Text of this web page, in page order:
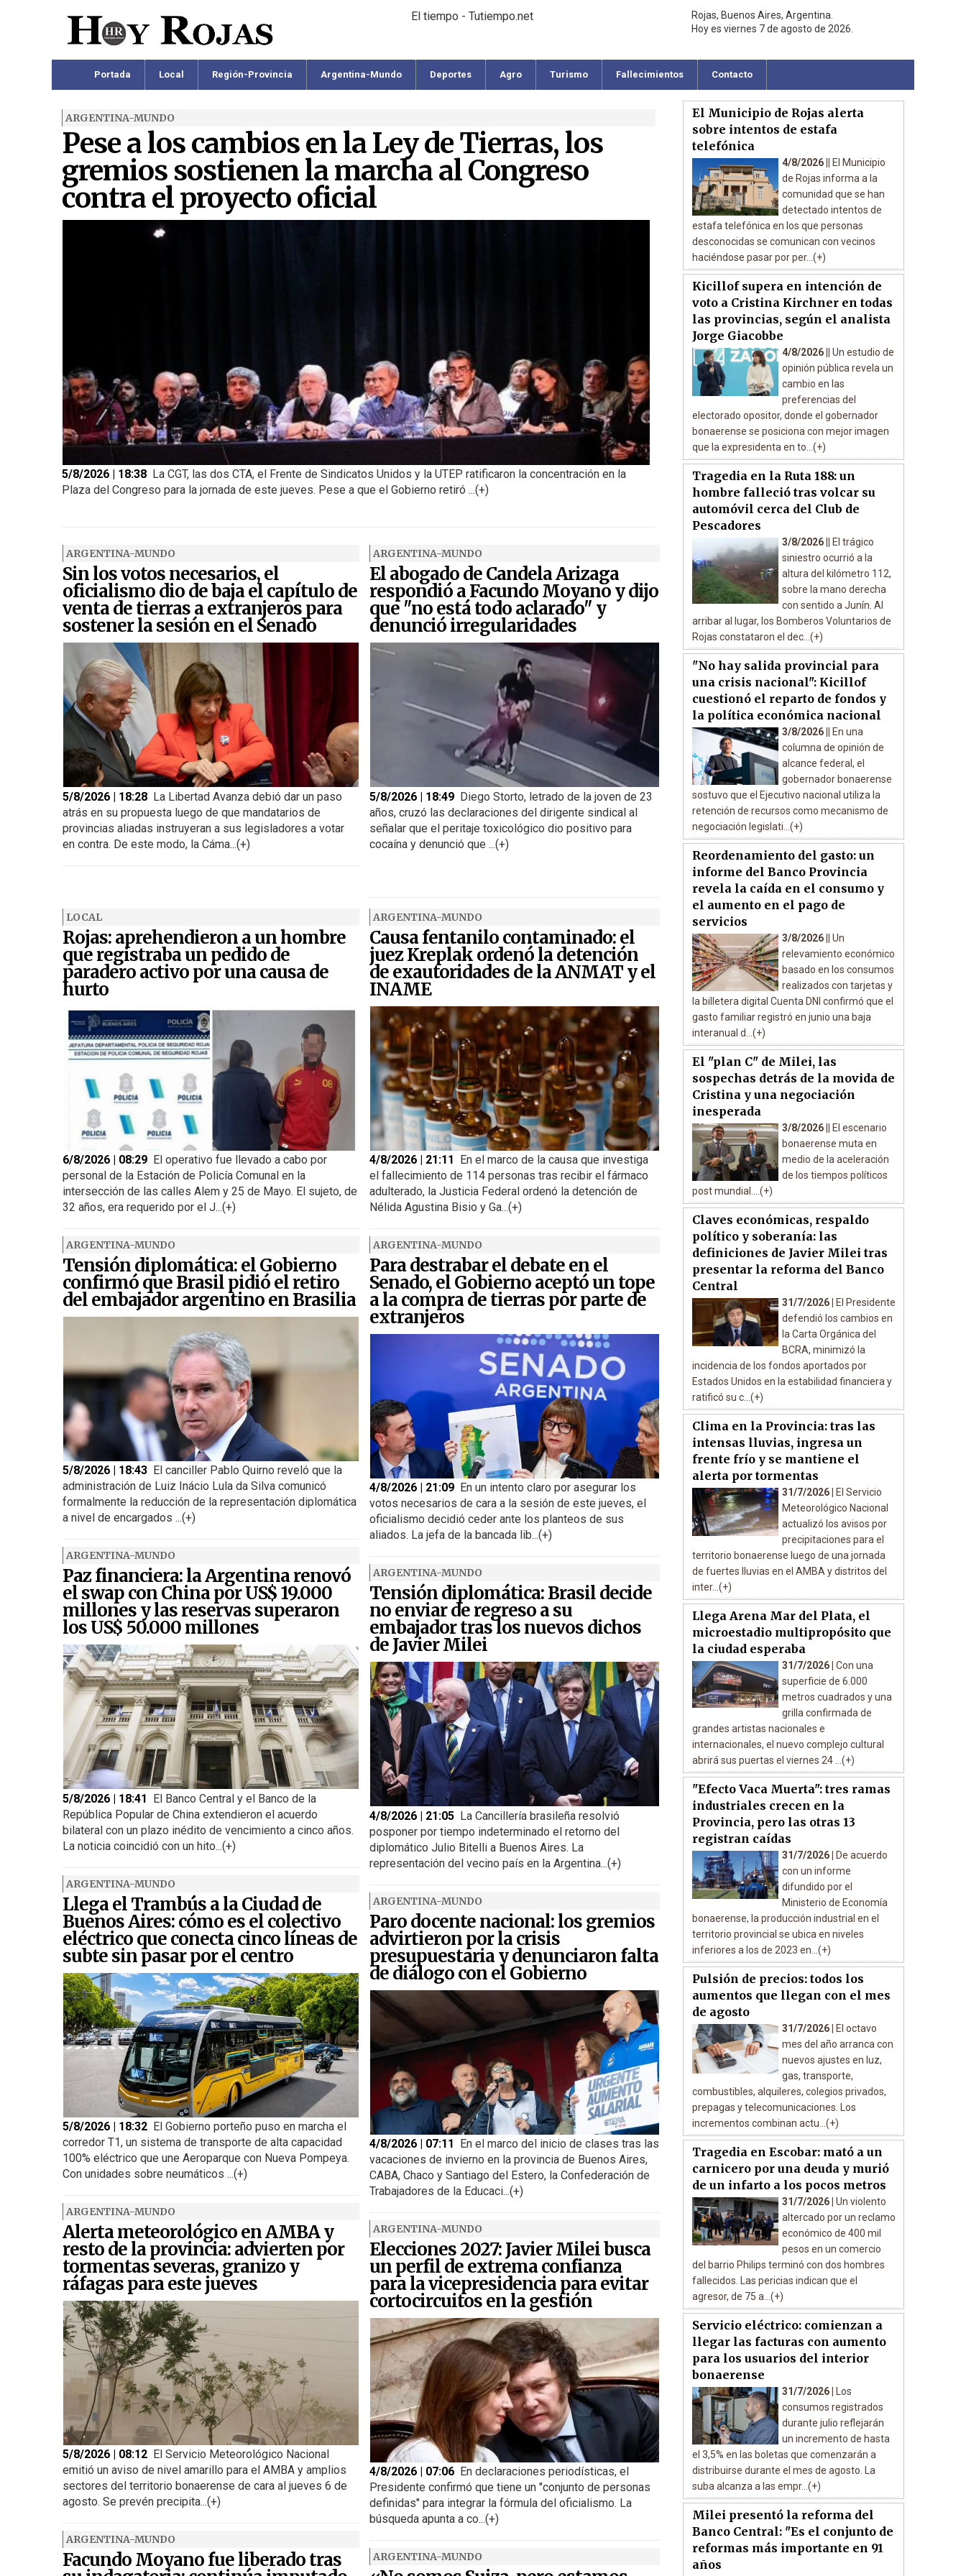
El tiempo - Tutiempo.net
Rojas, Buenos Aires, Argentina.
Hoy es viernes 7 de agosto de 2026.
Portada Local Región-Provincia Argentina-Mundo Deportes Agro Turismo Fallecimientos Contacto
ARGENTINA-MUNDO
Pese a los cambios en la Ley de Tierras, los
gremios sostienen la marcha al Congreso
contra el proyecto oficial
5/8/2026 | 18:38 La CGT, las dos CTA, el Frente de Sindicatos Unidos y la UTEP ratificaron la concentración en la
Plaza del Congreso para la jornada de este jueves. Pese a que el Gobierno retiró ...(+)
ARGENTINA-MUNDO
Sin los votos necesarios, el
oficialismo dio de baja el capítulo de
venta de tierras a extranjeros para
sostener la sesión en el Senado
5/8/2026 | 18:28 La Libertad Avanza debió dar un paso
atrás en su propuesta luego de que mandatarios de
provincias aliadas instruyeran a sus legisladores a votar
en contra. De este modo, la Cáma...(+)
ARGENTINA-MUNDO
El abogado de Candela Arizaga
respondió a Facundo Moyano y dijo
que "no está todo aclarado" y
denunció irregularidades
5/8/2026 | 18:49 Diego Storto, letrado de la joven de 23
años, cruzó las declaraciones del dirigente sindical al
señalar que el peritaje toxicológico dio positivo para
cocaína y denunció que ...(+)
LOCAL
Rojas: aprehendieron a un hombre
que registraba un pedido de
paradero activo por una causa de
hurto
6/8/2026 | 08:29 El operativo fue llevado a cabo por
personal de la Estación de Policía Comunal en la
intersección de las calles Alem y 25 de Mayo. El sujeto, de
32 años, era requerido por el J...(+)
ARGENTINA-MUNDO
Tensión diplomática: el Gobierno
confirmó que Brasil pidió el retiro
del embajador argentino en Brasilia
5/8/2026 | 18:43 El canciller Pablo Quirno reveló que la
administración de Luiz Inácio Lula da Silva comunicó
formalmente la reducción de la representación diplomática
a nivel de encargados ...(+)
ARGENTINA-MUNDO
Paz financiera: la Argentina renovó
el swap con China por US$ 19.000
millones y las reservas superaron
los US$ 50.000 millones
5/8/2026 | 18:41 El Banco Central y el Banco de la
República Popular de China extendieron el acuerdo
bilateral con un plazo inédito de vencimiento a cinco años.
La noticia coincidió con un hito...(+)
ARGENTINA-MUNDO
Llega el Trambús a la Ciudad de
Buenos Aires: cómo es el colectivo
eléctrico que conecta cinco líneas de
subte sin pasar por el centro
5/8/2026 | 18:32 El Gobierno porteño puso en marcha el
corredor T1, un sistema de transporte de alta capacidad
100% eléctrico que une Aeroparque con Nueva Pompeya.
Con unidades sobre neumáticos ...(+)
ARGENTINA-MUNDO
Alerta meteorológico en AMBA y
resto de la provincia: advierten por
tormentas severas, granizo y
ráfagas para este jueves
5/8/2026 | 08:12 El Servicio Meteorológico Nacional
emitió un aviso de nivel amarillo para el AMBA y amplios
sectores del territorio bonaerense de cara al jueves 6 de
agosto. Se prevén precipita...(+)
ARGENTINA-MUNDO
Facundo Moyano fue liberado tras
ARGENTINA-MUNDO
Causa fentanilo contaminado: el
juez Kreplak ordenó la detención
de exautoridades de la ANMAT y el
INAME
4/8/2026 | 21:11 En el marco de la causa que investiga
el fallecimiento de 114 personas tras recibir el fármaco
adulterado, la Justicia Federal ordenó la detención de
Nélida Agustina Bisio y Ga...(+)
ARGENTINA-MUNDO
Para destrabar el debate en el
Senado, el Gobierno aceptó un tope
a la compra de tierras por parte de
extranjeros
4/8/2026 | 21:09 En un intento claro por asegurar los
votos necesarios de cara a la sesión de este jueves, el
oficialismo decidió ceder ante los planteos de sus
aliados. La jefa de la bancada lib...(+)
ARGENTINA-MUNDO
Tensión diplomática: Brasil decide
no enviar de regreso a su
embajador tras los nuevos dichos
de Javier Milei
4/8/2026 | 21:05 La Cancillería brasileña resolvió
posponer por tiempo indeterminado el retorno del
diplomático Julio Bitelli a Buenos Aires. La
representación del vecino país en la Argentina...(+)
ARGENTINA-MUNDO
Paro docente nacional: los gremios
advirtieron por la crisis
presupuestaria y denunciaron falta
de diálogo con el Gobierno
4/8/2026 | 07:11 En el marco del inicio de clases tras las
vacaciones de invierno en la provincia de Buenos Aires,
CABA, Chaco y Santiago del Estero, la Confederación de
Trabajadores de la Educaci...(+)
ARGENTINA-MUNDO
Elecciones 2027: Javier Milei busca
un perfil de extrema confianza
para la vicepresidencia para evitar
cortocircuitos en la gestión
4/8/2026 | 07:06 En declaraciones periodísticas, el
Presidente confirmó que tiene un "conjunto de personas
definidas" para integrar la fórmula del oficialismo. La
búsqueda apunta a co...(+)
ARGENTINA-MUNDO
El Municipio de Rojas alerta
sobre intentos de estafa
telefónica
4/8/2026 ||
El Municipio
de Rojas informa a la
comunidad que se han
detectado intentos de
estafa telefónica en los que personas
desconocidas se comunican con vecinos
haciéndose pasar por per...(+)
Kicillof supera en intención de
voto a Cristina Kirchner en todas
las provincias, según el analista
Jorge Giacobbe
4/8/2026 || Un estudio de
opinión pública revela un
cambio en las
preferencias del
electorado opositor, donde el gobernador
bonaerense se posiciona con mejor imagen
que la expresidenta en to...(+)
Tragedia en la Ruta 188: un
hombre falleció tras volcar su
automóvil cerca del Club de
Pescadores
3/8/2026 ||
El trágico
siniestro ocurrió a la
altura del kilómetro 112,
sobre la mano derecha
con sentido a Junín. Al
arribar al lugar, los Bomberos Voluntarios de
Rojas constataron el dec...(+)
"No hay salida provincial para
una crisis nacional": Kicillof
cuestionó el reparto de fondos y
la política económica nacional
3/8/2026 ||
En una
columna de opinión de
alcance federal, el
gobernador bonaerense
sostuvo que el Ejecutivo nacional utiliza la
retención de recursos como mecanismo de
negociación legislati...(+)
Reordenamiento del gasto: un
informe del Banco Provincia
revela la caída en el consumo y
el aumento en el pago de
servicios
3/8/2026 || Un
relevamiento económico
basado en los consumos
realizados con tarjetas y
la billetera digital Cuenta DNI confirmó que el
gasto familiar registró en junio una baja
interanual d...(+)
El "plan C" de Milei, las
sospechas detrás de la movida de
Cristina y una negociación
inesperada
3/8/2026 ||
El escenario
bonaerense muta en
medio de la aceleración
de los tiempos políticos
post mundial....(+)
Claves económicas, respaldo
político y soberanía: las
definiciones de Javier Milei tras
presentar la reforma del Banco
Central
31/7/2026 |
El Presidente
defendió los cambios en
la Carta Orgánica del
BCRA, minimizó la
incidencia de los fondos aportados por
Estados Unidos en la estabilidad financiera y
ratificó su c...(+)
Clima en la Provincia: tras las
intensas lluvias, ingresa un
frente frío y se mantiene el
alerta por tormentas
31/7/2026 |
El Servicio
Meteorológico Nacional
actualizó los avisos por
precipitaciones para el
territorio bonaerense luego de una jornada
de fuertes lluvias en el AMBA y distritos del
inter...(+)
Llega Arena Mar del Plata, el
microestadio multipropósito que
la ciudad esperaba
31/7/2026 | Con una
superficie de 6.000
metros cuadrados y una
grilla confirmada de
grandes artistas nacionales e
internacionales, el nuevo complejo cultural
abrirá sus puertas el viernes 24 ...(+)
"Efecto Vaca Muerta": tres ramas
industriales crecen en la
Provincia, pero las otras 13
registran caídas
31/7/2026 |
De acuerdo
con un informe
difundido por el
Ministerio de Economía
bonaerense, la producción industrial en el
territorio provincial se ubica en niveles
inferiores a los de 2023 en...(+)
Pulsión de precios: todos los
aumentos que llegan con el mes
de agosto
31/7/2026 |
El octavo
mes del año arranca con
nuevos ajustes en luz,
gas, transporte,
combustibles, alquileres, colegios privados,
prepagas y telecomunicaciones. Los
incrementos combinan actu...(+)
Tragedia en Escobar: mató a un
carnicero por una deuda y murió
de un infarto a los pocos metros
31/7/2026 | Un violento
altercado por un reclamo
económico de 400 mil
pesos en un comercio
del barrio Philips terminó con dos hombres
fallecidos. Las pericias indican que el
agresor, de 75 a...(+)
Servicio eléctrico: comienzan a
llegar las facturas con aumento
para los usuarios del interior
bonaerense
31/7/2026 |
Los
consumos registrados
durante julio reflejarán
un incremento de hasta
el 3,5% en las boletas que comenzarán a
distribuirse durante el mes de agosto. La
suba alcanza a las empr...(+)
Milei presentó la reforma del
Banco Central: "Es el conjunto de
reformas más importante en 91
años